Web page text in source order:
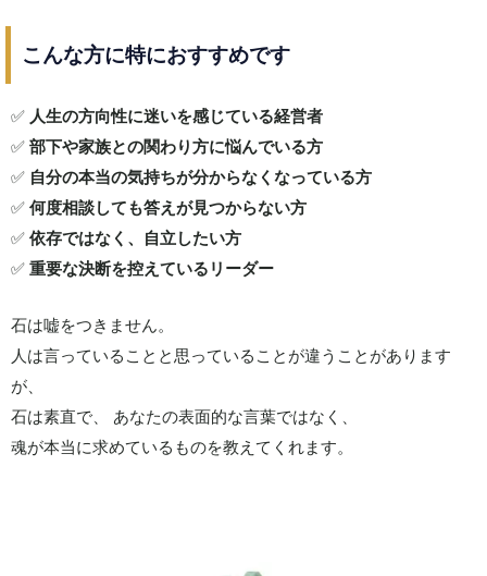
こんな方に特におすすめです
✅ 人生の方向性に迷いを感じている経営者
✅ 部下や家族との関わり方に悩んでいる方
✅ 自分の本当の気持ちが分からなくなっている方
✅ 何度相談しても答えが見つからない方
✅ 依存ではなく、自立したい方
✅ 重要な決断を控えているリーダー
石は嘘をつきません。
人は言っていることと思っていることが違うことがあります
が、
石は素直で、 あなたの表面的な言葉ではなく、
魂が本当に求めているものを教えてくれます。